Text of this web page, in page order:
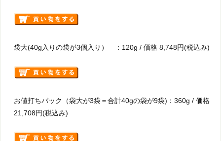
袋大(40g入りの袋が3個入り） ：120g / 価格 8,748円(税込み)
お値打ちパック（袋大が3袋＝合計40gの袋が9袋)：360g / 価格
21,708円(税込み)